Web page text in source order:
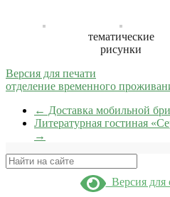
тематические
рисунки
Версия для печати
отделение временного
← Доставка мобильной
Литературная гостиная
→
Поиск
Версия для